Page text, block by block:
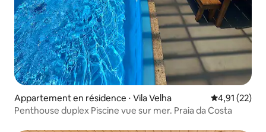
Appartement en résidence ⋅ Vila Velha Évaluation
4,91 (22)
Penthouse duplex Piscine vue sur mer. Praia da Costa